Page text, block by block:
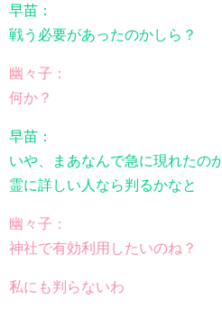
早苗：
戦う必要があったのかしら？
幽々子：
何か？
早苗：
いや、まあなんで急に現れたの
霊に詳しい人なら判るかなと
幽々子：
神社で有効利用したいのね？
私にも判らないわ